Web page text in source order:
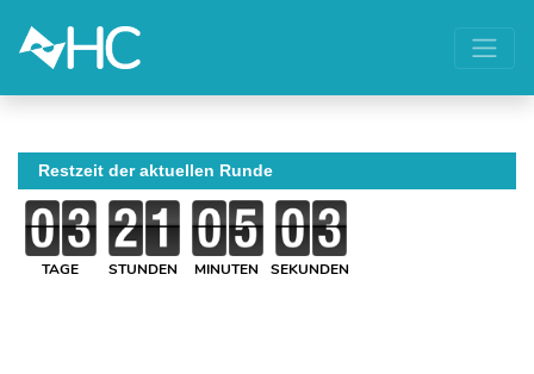
Restzeit der aktuellen Runde
TAGE STUNDEN MINUTEN SEKUNDEN